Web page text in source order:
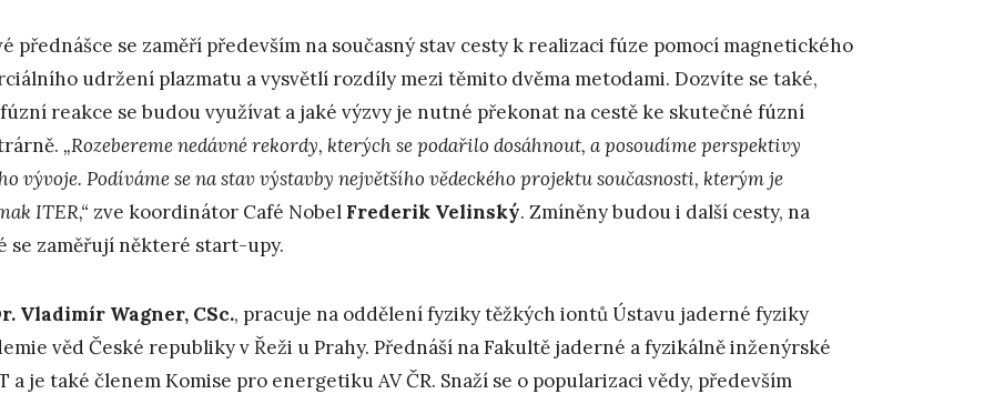
přednášce se zaměří především na současný stav cesty k realizaci fúze pomocí magnetického
udržení plazmatu a vysvětlí rozdíly mezi těmito dvěma metodami. Dozvíte se také,
reakce se budou využívat a jaké výzvy je nutné překonat na cestě ke skutečné fúzní
„Rozebereme nedávné rekordy, kterých se podařilo dosáhnout, a posoudíme perspektivy
vývoje. Podíváme se na stav výstavby největšího vědeckého projektu současnosti, kterým je
ITER,“ zve koordinátor Café Nobel Frederik Velinský. Zmíněny budou i další cesty, na
se zaměřují některé start-upy.
Vladimír Wagner, CSc., pracuje na oddělení fyziky těžkých iontů Ústavu jaderné fyziky
věd České republiky v Řeži u Prahy. Přednáší na Fakultě jaderné a fyzikálně inženýrské
a je také členem Komise pro energetiku AV ČR. Snaží se o popularizaci vědy, především